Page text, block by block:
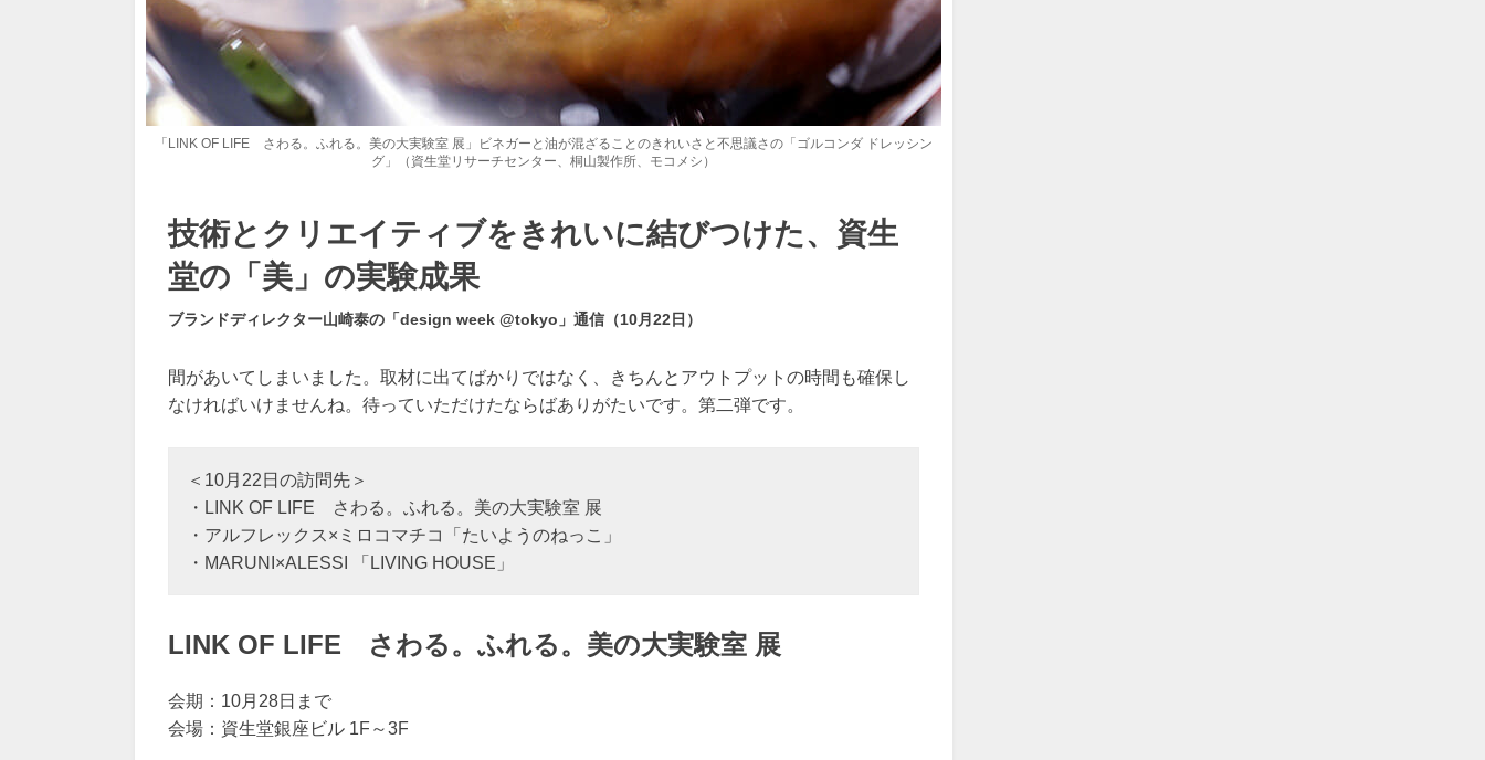
「LINK OF LIFE さわる。ふれる。美の大実験室 展」ビネガーと油が混ざることのきれいさと不思議さの「ゴルコンダ ドレッシン
グ」（資生堂リサーチセンター、桐山製作所、モコメシ）
技術とクリエイティブをきれいに結びつけた、資生
堂の「美」の実験成果
ブランドディレクター山崎泰の「design week @tokyo」通信（10月22日）
間があいてしまいました。取材に出てばかりではなく、きちんとアウトプットの時間も確保し
なければいけませんね。待っていただけたならばありがたいです。第二弾です。
＜10月22日の訪問先＞
・LINK OF LIFE さわる。ふれる。美の大実験室 展
・アルフレックス×ミロコマチコ「たいようのねっこ」
・MARUNI×ALESSI 「LIVING HOUSE」
LINK OF LIFE さわる。ふれる。美の大実験室 展
会期：10月28日まで
会場：資生堂銀座ビル 1F～3F